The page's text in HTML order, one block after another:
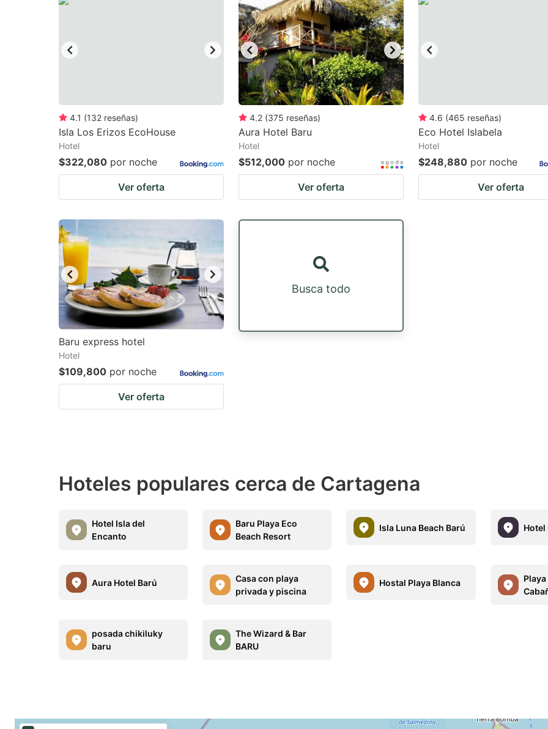
4.1 (132 reseñas)
Isla Los Erizos EcoHouse
Hotel
$322,080 por noche
Ver oferta
4.2 (375 reseñas)
Aura Hotel Baru
Hotel
$512,000 por noche
Ver oferta
4.6 (465 reseñas)
Eco Hotel Islabela
Hotel
$248,880 por noche
Ver oferta
Baru express hotel
Hotel
$109,800 por noche
Ver oferta
Busca todo
Hoteles populares cerca de Cartagena
Hotel Isla del
Encanto
Baru Playa Eco
Beach Resort
Isla Luna Beach Barú Hotel
Aura Hotel Barú
Casa con playa
privada y piscina
Hostal Playa Blanca
posada chikiluky
baru
The Wizard & Bar
BARU